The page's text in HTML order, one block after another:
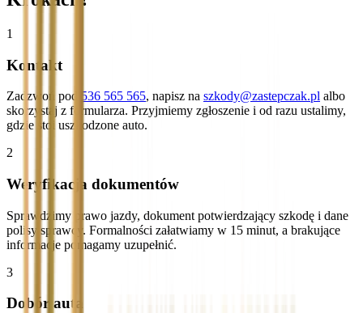
1
Kontakt
Zadzwoń pod 536 565 565, napisz na szkody@zastepczak.pl albo
skorzystaj z formularza. Przyjmiemy zgłoszenie i od razu ustalimy,
gdzie stoi uszkodzone auto.
2
Weryfikacja dokumentów
Sprawdzimy prawo jazdy, dokument potwierdzający szkodę i dane
polisy sprawcy. Formalności załatwiamy w 15 minut, a brakujące
informacje pomagamy uzupełnić.
3
Dobór auta